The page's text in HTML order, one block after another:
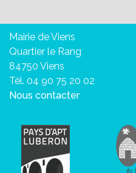
Mairie de Viens
Quartier le Rang
84750 Viens
Tél. 04 90 75 20 02
Nous contacter